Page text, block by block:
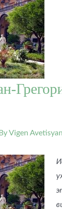
By Vigen Avetisyan